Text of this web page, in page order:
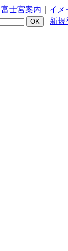
富士宮案内
イメ
新規